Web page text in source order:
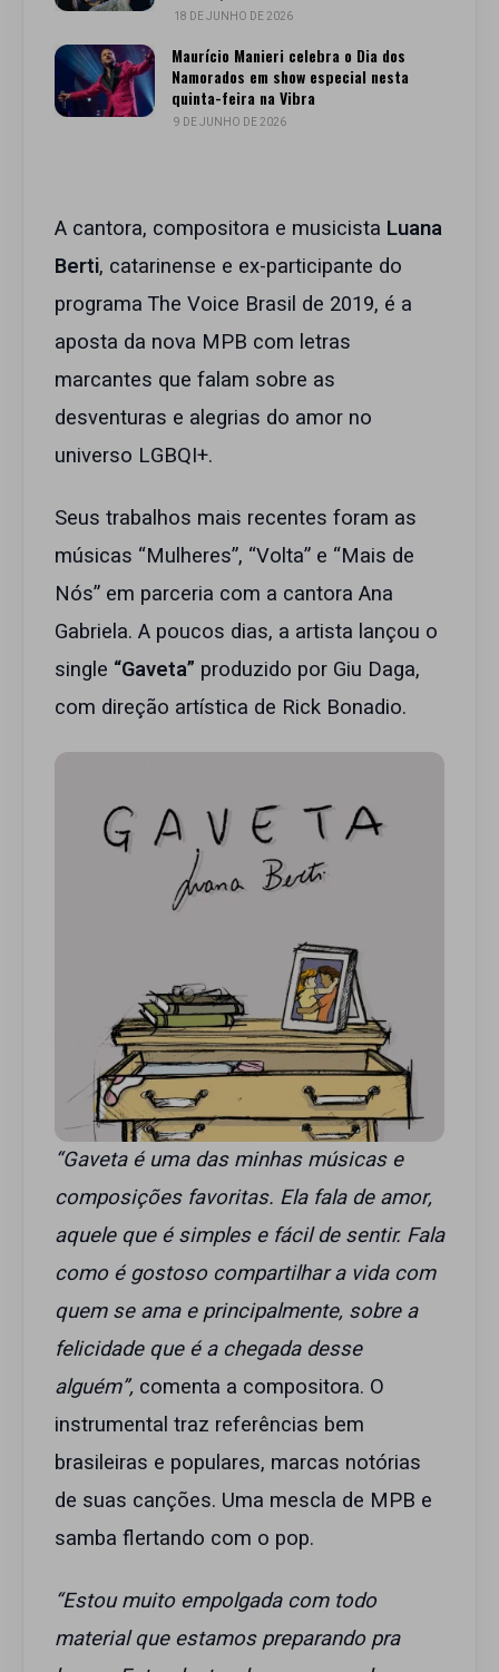
18 DE JUNHO DE 2026
Maurício Manieri celebra o Dia dos
Namorados em show especial nesta
quinta-feira na Vibra
9 DE JUNHO DE 2026
A cantora, compositora e musicista Luana
Berti, catarinense e ex-participante do
programa The Voice Brasil de 2019, é a
aposta da nova MPB com letras
marcantes que falam sobre as
desventuras e alegrias do amor no
universo LGBQI+.
Seus trabalhos mais recentes foram as
músicas “Mulheres”, “Volta” e “Mais de
Nós” em parceria com a cantora Ana
Gabriela. A poucos dias, a artista lançou o
single “Gaveta” produzido por Giu Daga,
com direção artística de Rick Bonadio.
“Gaveta é uma das minhas músicas e
composições favoritas. Ela fala de amor,
aquele que é simples e fácil de sentir. Fala
como é gostoso compartilhar a vida com
quem se ama e principalmente, sobre a
felicidade que é a chegada desse
alguém”, comenta a compositora. O
instrumental traz referências bem
brasileiras e populares, marcas notórias
de suas canções. Uma mescla de MPB e
samba flertando com o pop.
“Estou muito empolgada com todo
material que estamos preparando pra